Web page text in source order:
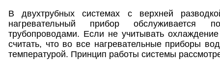
В двухтрубных системах с верхней
нагревательный прибор
трубопроводами. Если не учитывать
считать, что во все нагревательные приборы
температурой. Принцип работы системы